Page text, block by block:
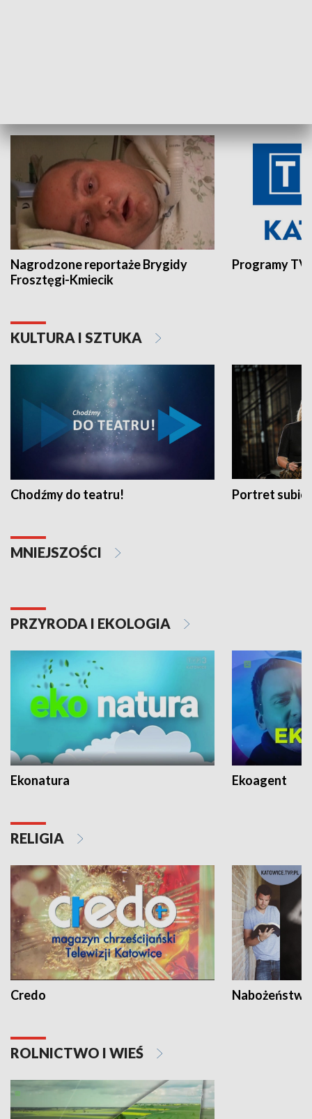
Nagrodzone reportaże Brygidy
Frosztęgi-Kmiecik
Programy
KULTURA I SZTUKA
Chodźmy do teatru! Portret
MNIEJSZOŚCI
PRZYRODA I EKOLOGIA
Ekonatura Ekoagent
RELIGIA
Credo
ROLNICTWO I WIEŚ